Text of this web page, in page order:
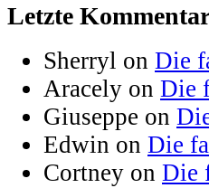
Letzte
Sherryl on Die
Aracely on Die
Giuseppe on
Edwin on Die
Cortney on Die